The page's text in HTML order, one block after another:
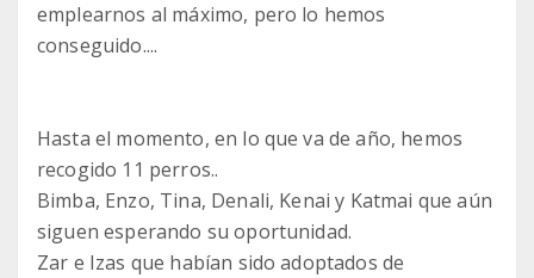
emplearnos al máximo, pero lo hemos
conseguido....
Hasta el momento, en lo que va de año, hemos
recogido 11 perros..
Bimba, Enzo, Tina, Denali, Kenai y Katmai que aún
siguen esperando su oportunidad.
Zar e Izas que habían sido adoptados de